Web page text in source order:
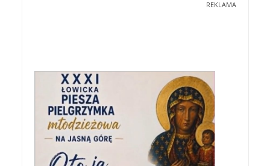
REKLAMA